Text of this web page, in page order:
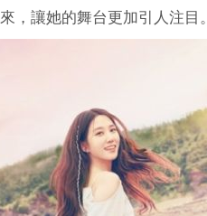
，讓她的舞台更加引人注目。